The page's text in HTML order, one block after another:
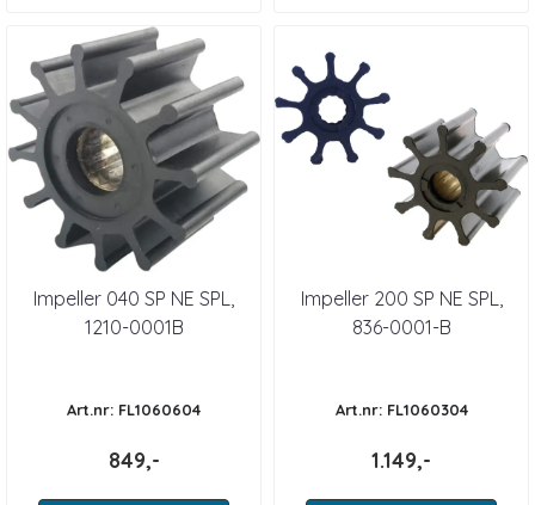
Impeller 040 SP NE SPL,
1210-0001B
Art.nr: FL1060604
849,-
Impeller 200 SP NE SPL,
836-0001-B
Art.nr: FL1060304
1.149,-